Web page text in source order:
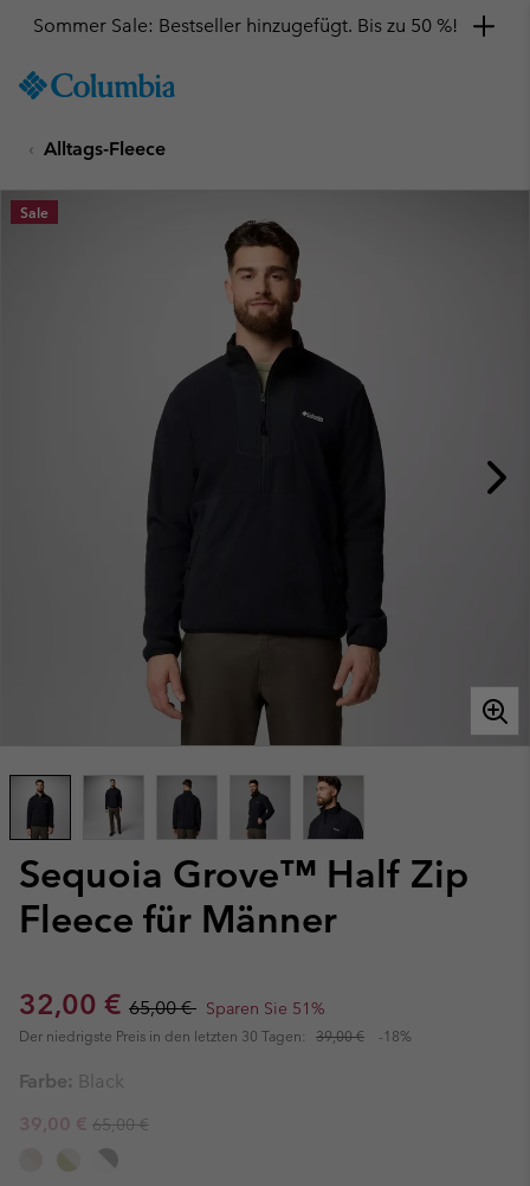
TO
SKIP
MAIN
NAV
Sommer Sale: Bestseller hinzugefügt. Bis zu 50 %!
Alltags-Fleece
Sequoia Grove™ Half Zip
Fleece für Männer
Sale price:
32,00 € Regular price:
65,00 € Sparen Sie 51%
Der niedrigste Preis in den letzten 30 Tagen: 39,00 € -18%
Sale
Farbe: Black
Sale price:
39,00 € Regular price:
65,00 €